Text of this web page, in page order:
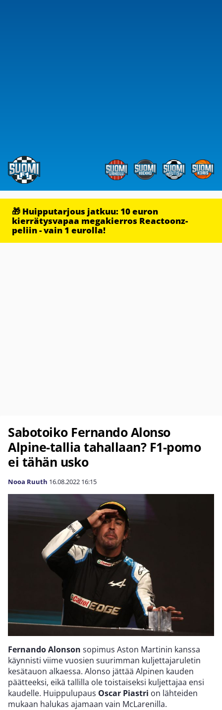
🎁 Huipputarjous jatkuu: 10 euron
kierrätysvapaa megakierros Reactoonz-
peliin - vain 1 eurolla!
Sabotoiko Fernando Alonso
Alpine-tallia tahallaan? F1-pomo
ei tähän usko
Nooa Ruuth 16.08.2022 16:15
Fernando Alonson sopimus Aston Martinin kanssa
käynnisti viime vuosien suurimman kuljettajaruletin
kesätauon alkaessa. Alonso jättää Alpinen kauden
päätteeksi, eikä tallilla ole toistaiseksi kuljettajaa ensi
kaudelle. Huippulupaus Oscar Piastri on lähteiden
mukaan halukas ajamaan vain McLarenilla.